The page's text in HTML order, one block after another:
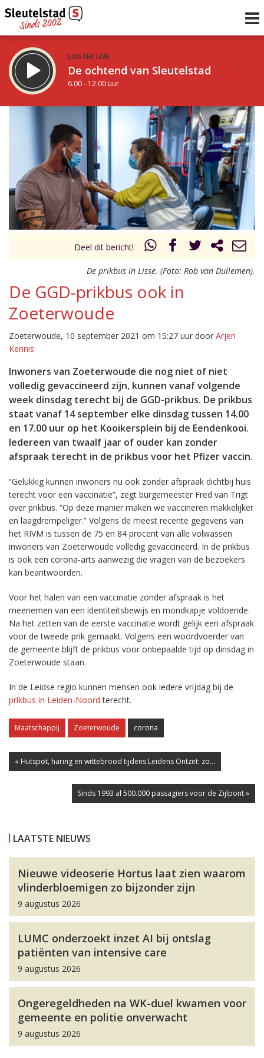
LUISTER LIVE:
De ochtend van Sleutelstad
6.00 - 12.00 uur
De middag van Sleutelstad
12.00 - 19.00 uur
uur 1 van 0 Volgend uur
Inklappen
Deel dit bericht!
De prikbus in Lisse. (Foto: Rob van Dullemen).
De GGD-prikbus ook in
Zoeterwoude
Zoeterwoude, 10 september 2021 om 15:27 uur door Arjen
Kennis
Inwoners van Zoeterwoude die nog niet of niet
volledig gevaccineerd zijn, kunnen vanaf volgende
week dinsdag terecht bij de GGD-prikbus. De prikbus
staat vanaf 14 september elke dinsdag tussen 14.00
en 17.00 uur op het Kooikersplein bij de Eendenkooi.
Iedereen van twaalf jaar of ouder kan zonder
afspraak terecht in de prikbus voor het Pfizer vaccin.
“Gelukkig kunnen inwoners nu ook zonder afspraak dichtbij huis
terecht voor een vaccinatie”, zegt burgemeester Fred van Trigt
over prikbus. “Op deze manier maken we vaccineren makkelijker
en laagdrempeliger.” Volgens de meest recente gegevens van
het RIVM is tussen de 75 en 84 procent van alle volwassen
inwoners van Zoeterwoude volledig gevaccineerd. In de prikbus
is ook een corona-arts aanwezig die vragen van de bezoekers
kan beantwoorden.
Voor het halen van een vaccinatie zonder afspraak is het
meenemen van een identiteitsbewijs en mondkapje voldoende.
Na het zetten van de eerste vaccinatie wordt gelijk een afspraak
voor de tweede prik gemaakt. Volgens een woordvoerder van
de gemeente blijft de prikbus voor onbepaalde tijd op dinsdag in
Zoeterwoude staan.
In de Leidse regio kunnen mensen ook iedere vrijdag bij de
prikbus in Leiden-Noord terecht.
Maatschappij Zoeterwoude corona
« Hutspot, haring en wittebrood tijdens Leidens Ontzet: zo...
Sinds 1993 al 500.000 passagiers voor de Zijlpont »
LAATSTE NIEUWS
Nieuwe videoserie Hortus laat zien waarom
vlinderbloemigen zo bijzonder zijn
9 augustus 2026
LUMC onderzoekt inzet AI bij ontslag
patiënten van intensive care
9 augustus 2026
Ongeregeldheden na WK-duel kwamen voor
gemeente en politie onverwacht
9 augustus 2026